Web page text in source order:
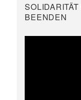
BEENDEN